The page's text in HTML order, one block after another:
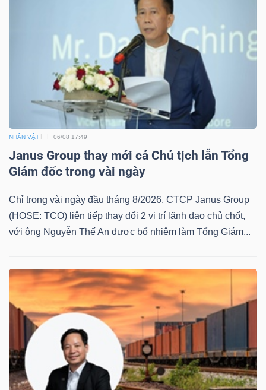
NHÂN VẬT 06/08 17:49
Janus Group thay mới cả Chủ tịch lẫn Tổng
Giám đốc trong vài ngày
Chỉ trong vài ngày đầu tháng 8/2026, CTCP Janus Group
(HOSE: TCO) liên tiếp thay đổi 2 vị trí lãnh đạo chủ chốt,
với ông Nguyễn Thế An được bổ nhiệm làm Tổng Giám...
THIẾT
YẾU
CHĂM
SÓC
SỨC
TÀI
CHÍNH